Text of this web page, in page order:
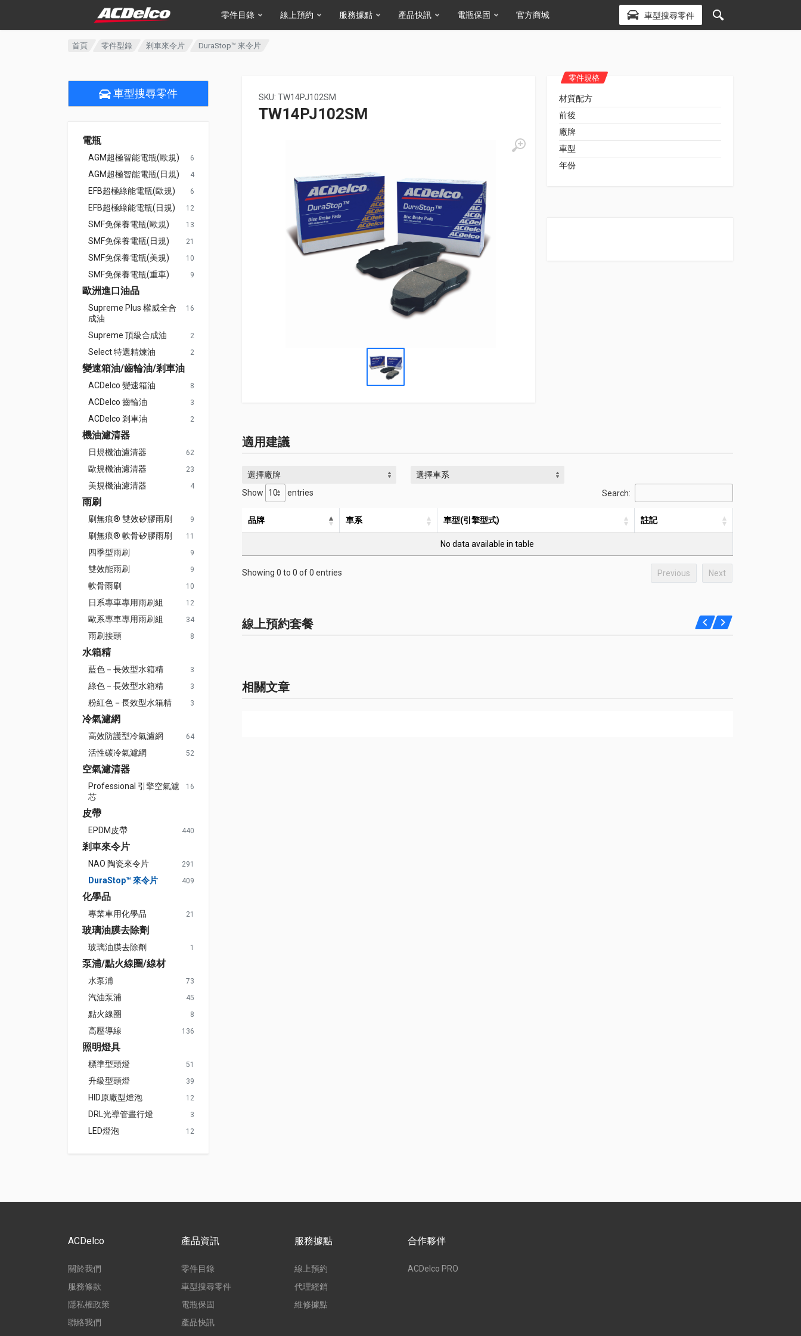
零件目錄 線上預約 服務據點 產品快訊 電瓶保固 官方商城 車型搜尋零件
首頁 零件型錄 剎車來令片 DuraStop™ 來令片
車型搜尋零件
電瓶
AGM超極智能電瓶(歐規) 6
AGM超極智能電瓶(日規) 4
EFB超極綠能電瓶(歐規) 6
EFB超極綠能電瓶(日規) 12
SMF免保養電瓶(歐規) 13
SMF免保養電瓶(日規) 21
SMF免保養電瓶(美規) 10
SMF免保養電瓶(重車) 9
歐洲進口油品
Supreme Plus 權威全合
成油
16
Supreme 頂級合成油 2
Select 特選精煉油 2
變速箱油/齒輪油/剎車油
ACDelco 變速箱油 8
ACDelco 齒輪油 3
ACDelco 剎車油 2
機油濾清器
日規機油濾清器 62
歐規機油濾清器 23
美規機油濾清器 4
雨刷
刷無痕® 雙效矽膠雨刷 9
刷無痕® 軟骨矽膠雨刷 11
四季型雨刷 9
雙效能雨刷 9
軟骨雨刷 10
日系專車專用雨刷組 12
歐系專車專用雨刷組 34
雨刷接頭 8
水箱精
藍色－長效型水箱精 3
綠色－長效型水箱精 3
粉紅色－長效型水箱精 3
冷氣濾網
高效防護型冷氣濾網 64
活性碳冷氣濾網 52
空氣濾清器
Professional 引擎空氣濾
芯
16
皮帶
EPDM皮帶 440
剎車來令片
NAO 陶瓷來令片 291
DuraStop™ 來令片 409
化學品
專業車用化學品 21
玻璃油膜去除劑
玻璃油膜去除劑 1
泵浦/點火線圈/線材
水泵浦 73
汽油泵浦 45
點火線圈 8
高壓導線 136
照明燈具
標準型頭燈 51
升級型頭燈 39
HID原廠型燈泡 12
DRL光導管晝行燈 3
LED燈泡 12
SKU: TW14PJ102SM
TW14PJ102SM
零件規格
材質配方
前後
廠牌
車型
年份
適用建議
選擇廠牌
選擇車系
Show
entries Search:
品牌 車系 車型(引擎型式) 註記
No data available in table
Showing 0 to 0 of 0 entries Previous Next
線上預約套餐
相關文章
ACDelco
關於我們
服務條款
隱私權政策
聯絡我們
產品資訊
零件目錄
車型搜尋零件
電瓶保固
產品快訊
服務據點
線上預約
代理經銷
維修據點
合作夥伴
ACDelco PRO